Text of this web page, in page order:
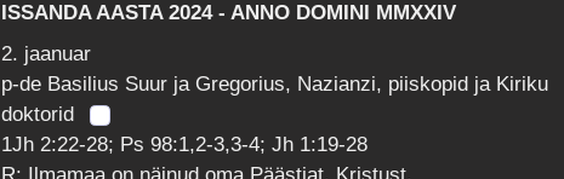
ISSANDA AASTA 2024 - ANNO DOMINI MMXXIV
2. jaanuar
p-de Basilius Suur ja Gregorius, Nazianzi, piiskopid ja Kiriku
doktorid
1Jh 2:22-28; Ps 98:1,2-3,3-4; Jh 1:19-28